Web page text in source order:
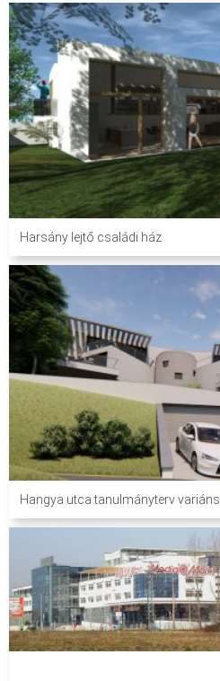
Harsány lejtő családi ház
Hangya utca tanulmányterv variáns